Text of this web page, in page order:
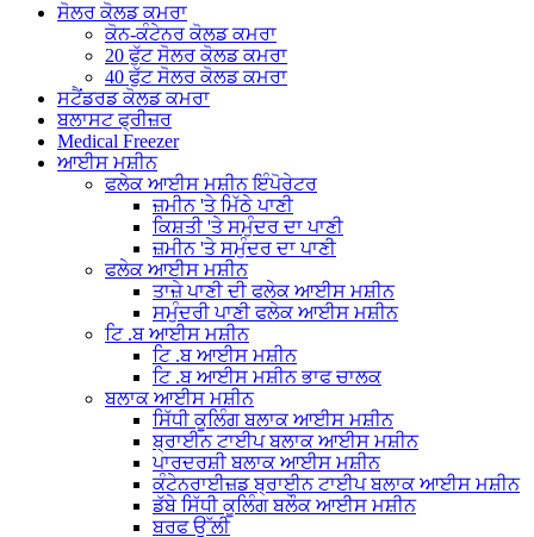
ਸੋਲਰ ਕੋਲਡ ਕਮਰਾ
ਕੋਨ-ਕੰਟੇਨਰ ਕੋਲਡ ਕਮਰਾ
20 ਫੁੱਟ ਸੋਲਰ ਕੋਲਡ ਕਮਰਾ
40 ਫੁੱਟ ਸੋਲਰ ਕੋਲਡ ਕਮਰਾ
ਸਟੈਂਡਰਡ ਕੋਲਡ ਕਮਰਾ
ਬਲਾਸਟ ਫ੍ਰੀਜ਼ਰ
Medical Freezer
ਆਈਸ ਮਸ਼ੀਨ
ਫਲੇਕ ਆਈਸ ਮਸ਼ੀਨ ਇੰਪੋਰੇਟਰ
ਜ਼ਮੀਨ 'ਤੇ ਮਿੱਠੇ ਪਾਣੀ
ਕਿਸ਼ਤੀ 'ਤੇ ਸਮੁੰਦਰ ਦਾ ਪਾਣੀ
ਜ਼ਮੀਨ 'ਤੇ ਸਮੁੰਦਰ ਦਾ ਪਾਣੀ
ਫਲੇਕ ਆਈਸ ਮਸ਼ੀਨ
ਤਾਜ਼ੇ ਪਾਣੀ ਦੀ ਫਲੇਕ ਆਈਸ ਮਸ਼ੀਨ
ਸਮੁੰਦਰੀ ਪਾਣੀ ਫਲੇਕ ਆਈਸ ਮਸ਼ੀਨ
ਟਿ .ਬ ਆਈਸ ਮਸ਼ੀਨ
ਟਿ .ਬ ਆਈਸ ਮਸ਼ੀਨ
ਟਿ .ਬ ਆਈਸ ਮਸ਼ੀਨ ਭਾਫ ਚਾਲਕ
ਬਲਾਕ ਆਈਸ ਮਸ਼ੀਨ
ਸਿੱਧੀ ਕੂਲਿੰਗ ਬਲਾਕ ਆਈਸ ਮਸ਼ੀਨ
ਬ੍ਰਾਈਨ ਟਾਈਪ ਬਲਾਕ ਆਈਸ ਮਸ਼ੀਨ
ਪਾਰਦਰਸ਼ੀ ਬਲਾਕ ਆਈਸ ਮਸ਼ੀਨ
ਕੰਟੇਨਰਾਈਜ਼ਡ ਬ੍ਰਾਈਨ ਟਾਈਪ ਬਲਾਕ ਆਈਸ ਮਸ਼ੀਨ
ਡੱਬੇ ਸਿੱਧੀ ਕੂਲਿੰਗ ਬਲੌਕ ਆਈਸ ਮਸ਼ੀਨ
ਬਰਫ ਉੱਲੀ